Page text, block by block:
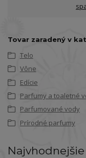
Tovar zaradený v
Telo
Vône
Edície
Parfumy a toaletné
Parfumované vody
Prírodné parfumy